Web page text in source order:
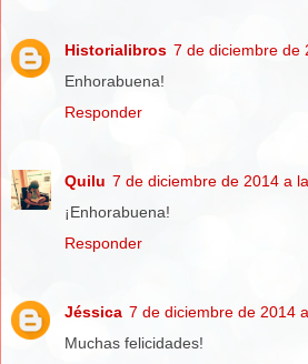
Historialibros 7 de diciembre de
Enhorabuena!
Responder
Quilu 7 de diciembre de 2014 a
¡Enhorabuena!
Responder
Jéssica 7 de diciembre de 2014
Muchas felicidades!